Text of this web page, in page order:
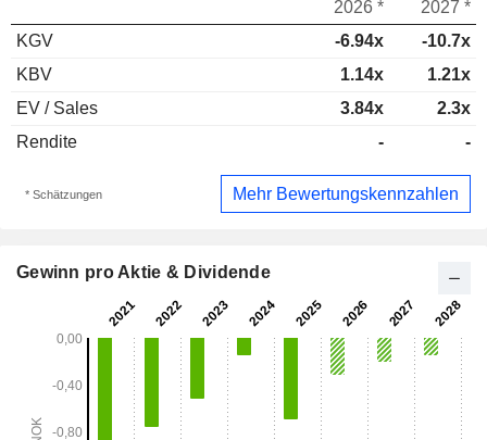
2026 *
2027 *
KGV
-6.94x
-10.7x
KBV
1.14x
1.21x
EV / Sales
3.84x
2.3x
Rendite
- -
* Schätzungen Mehr Bewertungskennzahlen
Gewinn pro Aktie & Dividende